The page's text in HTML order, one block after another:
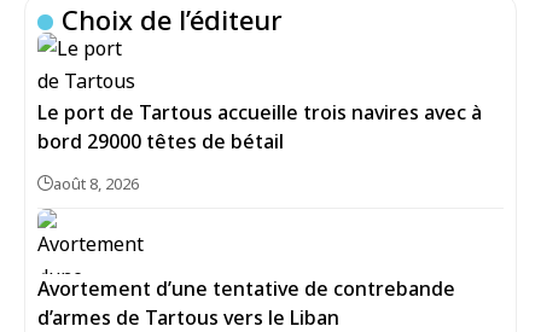
Choix de l’éditeur
Le port de Tartous accueille trois navires avec à
bord 29000 têtes de bétail
août 8, 2026
Avortement d’une tentative de contrebande
d’armes de Tartous vers le Liban